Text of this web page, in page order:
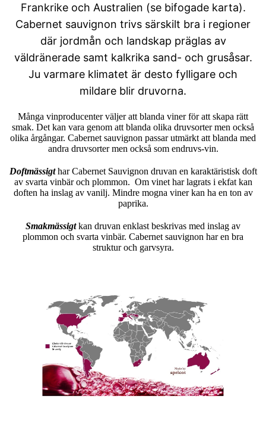
Frankrike och Australien (se bifogade karta).
Cabernet sauvignon trivs särskilt bra i regioner
där jordmån och landskap präglas av
väldränerade samt kalkrika sand- och grusåsar.
Ju varmare klimatet är desto fylligare och
mildare blir druvorna.
Många vinproducenter väljer att blanda viner för att skapa rätt
smak. Det kan vara genom att blanda olika druvsorter men också
olika årgångar. Cabernet sauvignon passar utmärkt att blanda med
andra druvsorter men också som endruvs-vin.
Doftmässigt har Cabernet Sauvignon druvan en karaktäristisk doft
av svarta vinbär och plommon. Om vinet har lagrats i ekfat kan
doften ha inslag av vanilj. Mindre mogna viner kan ha en ton av
paprika.
Smakmässigt kan druvan enklast beskrivas med inslag av
plommon och svarta vinbär. Cabernet sauvignon har en bra
struktur och garvsyra.